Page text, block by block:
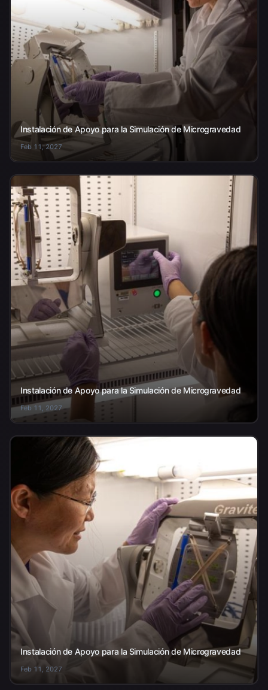
Instalación de Apoyo para la Simulación de Microgravedad
Feb 11, 2027
Instalación de Apoyo para la Simulación de Microgravedad
Feb 11, 2027
Instalación de Apoyo para la Simulación de Microgravedad
Feb 11, 2027